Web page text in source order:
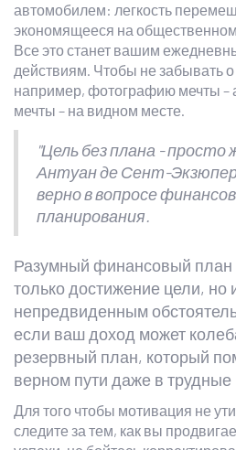
автомобилем: легкость
экономящееся на
Все это станет вашим
действиям. Чтобы не забывать
например, фотографию мечты –
мечты – на видном месте.
"Цель без плана - просто
Антуан де Сент-
верно в вопросе
планирования.
Разумный финансовый план
только достижение цели, но
непредвиденным
если ваш доход может
резервный план, который
верном пути даже в
Для того чтобы мотивация не
следите за тем, как вы